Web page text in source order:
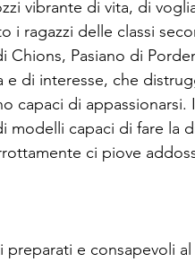
vibrante di vita, di
i ragazzi delle classi
Pasiano di
e di interesse, che
capaci di
modelli capaci di fare la
ci piove
preparati e consapevoli